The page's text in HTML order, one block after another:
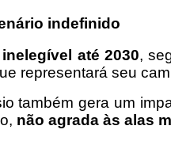
indefinido
inelegível até 2030,
representará seu
também gera um
não agrada às alas